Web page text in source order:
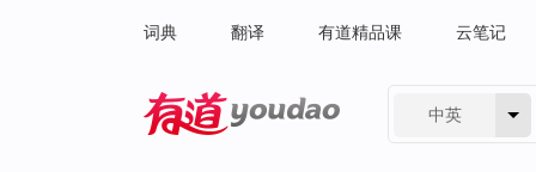
词典 翻译 有道精品课 云笔记
中英